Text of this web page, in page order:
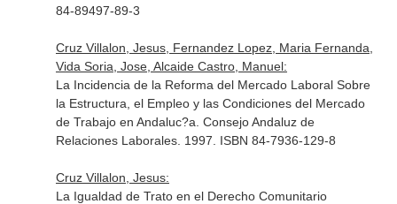
84-89497-89-3
Cruz Villalon, Jesus, Fernandez Lopez, Maria Fernanda,
Vida Soria, Jose, Alcaide Castro, Manuel:
La Incidencia de la Reforma del Mercado Laboral Sobre
la Estructura, el Empleo y las Condiciones del Mercado
de Trabajo en Andaluc?a. Consejo Andaluz de
Relaciones Laborales. 1997. ISBN 84-7936-129-8
Cruz Villalon, Jesus:
La Igualdad de Trato en el Derecho Comunitario